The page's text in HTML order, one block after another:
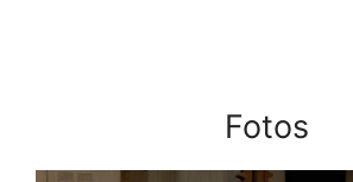
Fotos